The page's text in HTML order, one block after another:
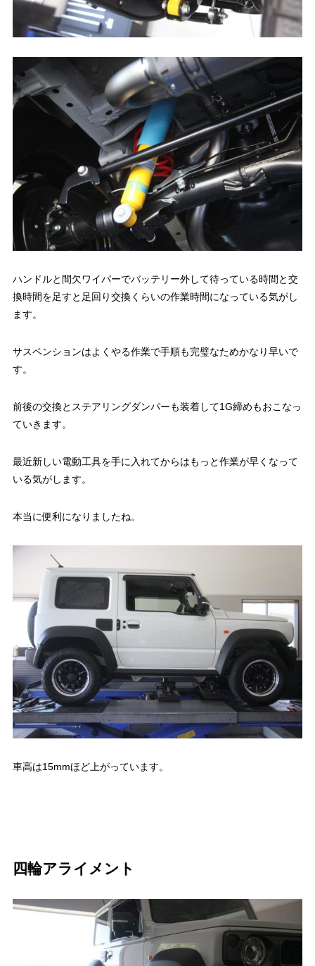
ハンドルと間欠ワイパーでバッテリー外して待っている時間と交
換時間を足すと足回り交換くらいの作業時間になっている気がし
ます。
サスペンションはよくやる作業で手順も完璧なためかなり早いで
す。
前後の交換とステアリングダンパーも装着して1G締めもおこなっ
ていきます。
最近新しい電動工具を手に入れてからはもっと作業が早くなって
いる気がします。
本当に便利になりましたね。
車高は15mmほど上がっています。
四輪アライメント